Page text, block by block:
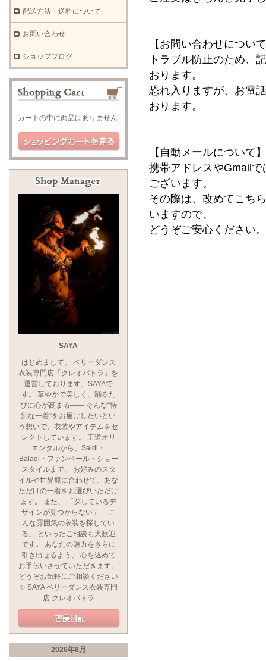
【お問い合わせについ
トラブル防止のため、
おります。
恐れ入りますが、お電
おります。
【自動メールについて】
携帯アドレスやGmail
ございます。
その際は、改めてこち
いますので、
どうぞご安心ください。
配送方法・送料について
お問い合わせ
ショップブログ
カートの中に商品はありません
SAYA
はじめまして。 ベリーダンス
衣装専門店「クレオパトラ」を
運営しております、SAYAで
す。 華やかで美しく、踊るた
びに心が高まる―― そんな“特
別な一着”をお届けしたいとい
う想いで、衣装やアイテムをセ
レクトしています。 王道オリ
エンタルから、Saidi・
Baladi・ファンベール・ショー
スタイルまで、 お好みのスタ
イルや世界観に合わせて、あな
ただけの一着をお選びいただけ
ます。 また、 「探しているデ
ザインが見つからない」 「こ
んな雰囲気の衣装を探してい
る」 といったご相談も大歓迎
です。 あなたの魅力をさらに
引き出せるよう、 心を込めて
お手伝いさせていただきます。
どうぞお気軽にご相談ください
✨ SAYA ベリーダンス衣装専門
店 クレオパトラ
2026年8月